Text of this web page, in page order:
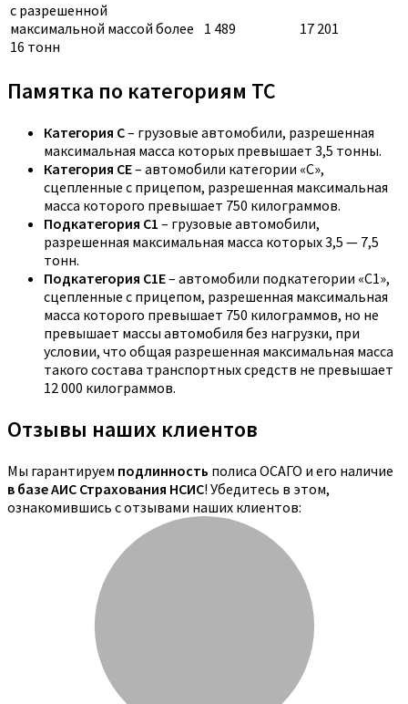
с разрешенной
максимальной массой более
16 тонн
1 489 17 201
Памятка по категориям ТС
Категория C– грузовые автомобили, разрешенная
максимальная масса которых превышает 3,5 тонны.
Категория CE– автомобили категории «С»,
сцепленные с прицепом, разрешенная максимальная
масса которого превышает 750 килограммов.
Подкатегория C1 – грузовые автомобили,
разрешенная максимальная масса которых 3,5 — 7,5
тонн.
Подкатегория C1E– автомобили подкатегории «С1»,
сцепленные с прицепом, разрешенная максимальная
масса которого превышает 750 килограммов, но не
превышает массы автомобиля без нагрузки, при
условии, что общая разрешенная максимальная масса
такого состава транспортных средств не превышает
12 000 килограммов.
Отзывы наших клиентов
Мы гарантируем подлинность полиса ОСАГО и его наличие
в базе АИС Страхования НСИС! Убедитесь в этом,
ознакомившись с отзывами наших клиентов: